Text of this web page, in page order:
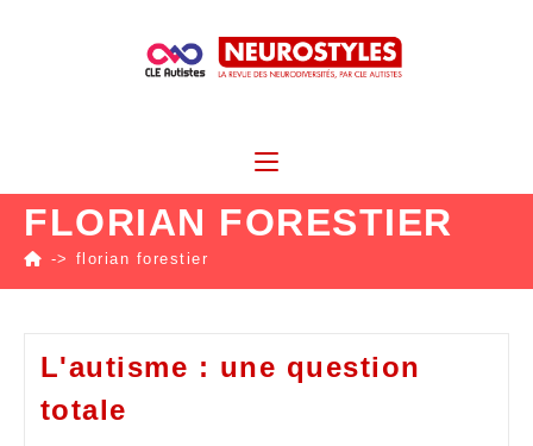
FLORIAN FORESTIER
-> florian forestier
L'autisme : une question
totale